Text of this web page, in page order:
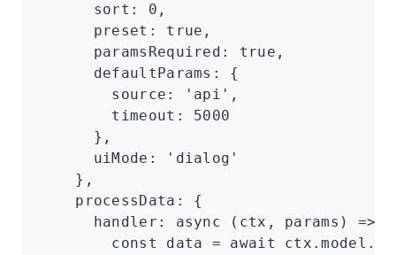
      sort
: 0 ,
      preset
: true ,
      paramsRequired
: true ,
      defaultParams
:
{
        source
: 'api' ,
        timeout
:
5000
      }
,
      uiMode
:
'dialog'
    }
,
    processData
:
{
      handler
: async (ctx , params) =>
        const
data = await ctx .model